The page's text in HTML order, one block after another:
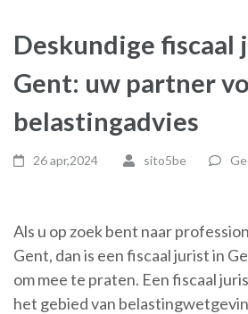
Deskundige fiscaal
Gent: uw partner
belastingadvies
26 apr,2024 sito5be
Als u op zoek bent naar
Gent, dan is een fiscaal jurist in
om mee te praten. Een fiscaal
het gebied van